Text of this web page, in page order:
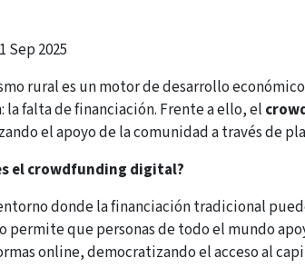
Sep 2025
rural es un motor de desarrollo
la falta de financiación. Frente a ello, el
el apoyo de la comunidad a través de
el crowdfunding digital?
donde la financiación tradicional
permite que personas de todo el mundo
online, democratizando el acceso al